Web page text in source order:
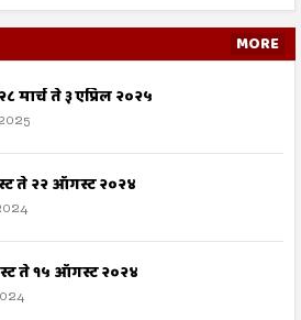
MORE
मार्च ते ३ एप्रिल २०२५
ते २२ ऑगस्ट २०२४
ते १५ ऑगस्ट २०२४